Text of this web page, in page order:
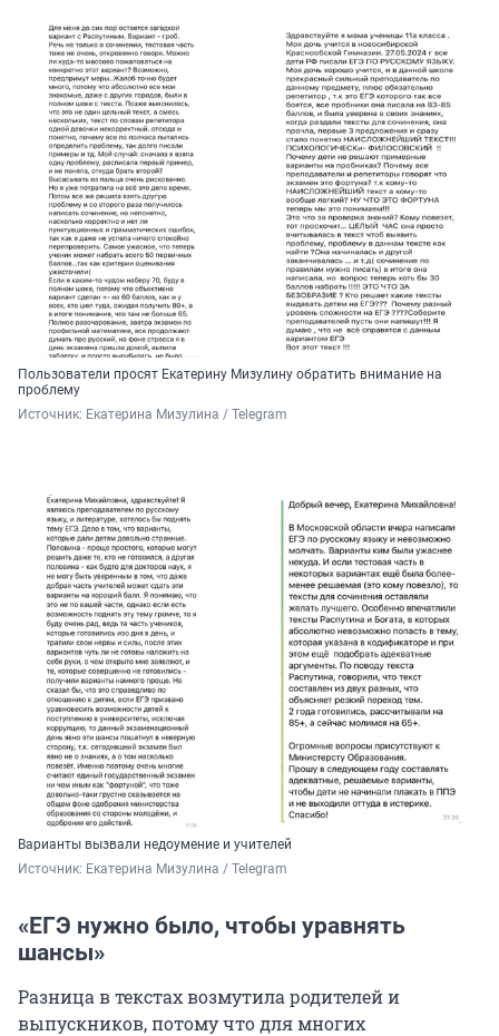
Пользователи просят Екатерину Мизулину обратить внимание на
проблему
Источник: Екатерина Мизулина / Telegram
Варианты вызвали недоумение и учителей
Источник: Екатерина Мизулина / Telegram
«ЕГЭ нужно было, чтобы уравнять
шансы»
Разница в текстах возмутила родителей и
выпускников, потому что для многих